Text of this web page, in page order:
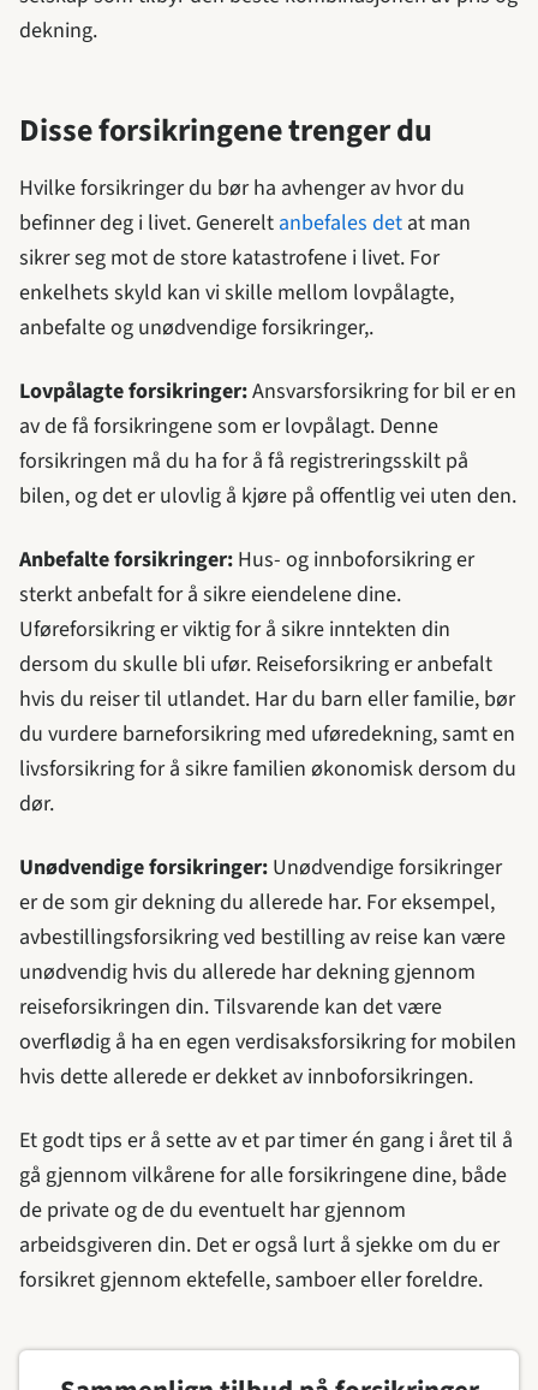
dekning.
Disse forsikringene trenger du
Hvilke forsikringer du bør ha avhenger av hvor du
befinner deg i livet. Generelt anbefales det at man
sikrer seg mot de store katastrofene i livet. For
enkelhets skyld kan vi skille mellom lovpålagte,
anbefalte og unødvendige forsikringer,.
Lovpålagte forsikringer:Ansvarsforsikring for bil er en
av de få forsikringene som er lovpålagt. Denne
forsikringen må du ha for å få registreringsskilt på
bilen, og det er ulovlig å kjøre på offentlig vei uten den.
Anbefalte forsikringer: Hus- og innboforsikring er
sterkt anbefalt for å sikre eiendelene dine.
Uføreforsikring er viktig for å sikre inntekten din
dersom du skulle bli ufør. Reiseforsikring er anbefalt
hvis du reiser til utlandet. Har du barn eller familie, bør
du vurdere barneforsikring med uføredekning, samt en
livsforsikring for å sikre familien økonomisk dersom du
dør.
Unødvendige forsikringer: Unødvendige forsikringer
er de som gir dekning du allerede har. For eksempel,
avbestillingsforsikring ved bestilling av reise kan være
unødvendig hvis du allerede har dekning gjennom
reiseforsikringen din. Tilsvarende kan det være
overflødig å ha en egen verdisaksforsikring for mobilen
hvis dette allerede er dekket av innboforsikringen.
Et godt tips er å sette av et par timer én gang i året til å
gå gjennom vilkårene for alle forsikringene dine, både
de private og de du eventuelt har gjennom
arbeidsgiveren din. Det er også lurt å sjekke om du er
forsikret gjennom ektefelle, samboer eller foreldre.